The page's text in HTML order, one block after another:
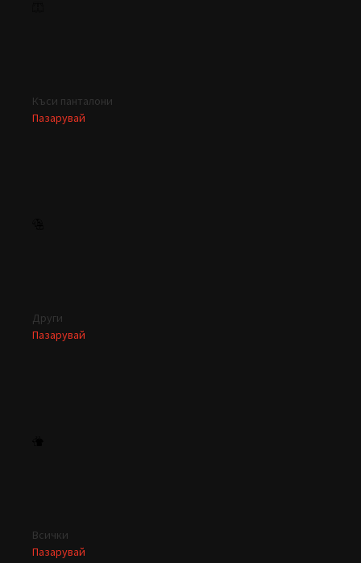
Къси панталони
Пазарувай
Други
Пазарувай
Всички
Пазарувай